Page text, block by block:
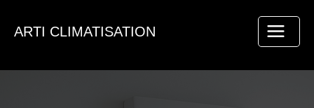
ARTI CLIMATISATION